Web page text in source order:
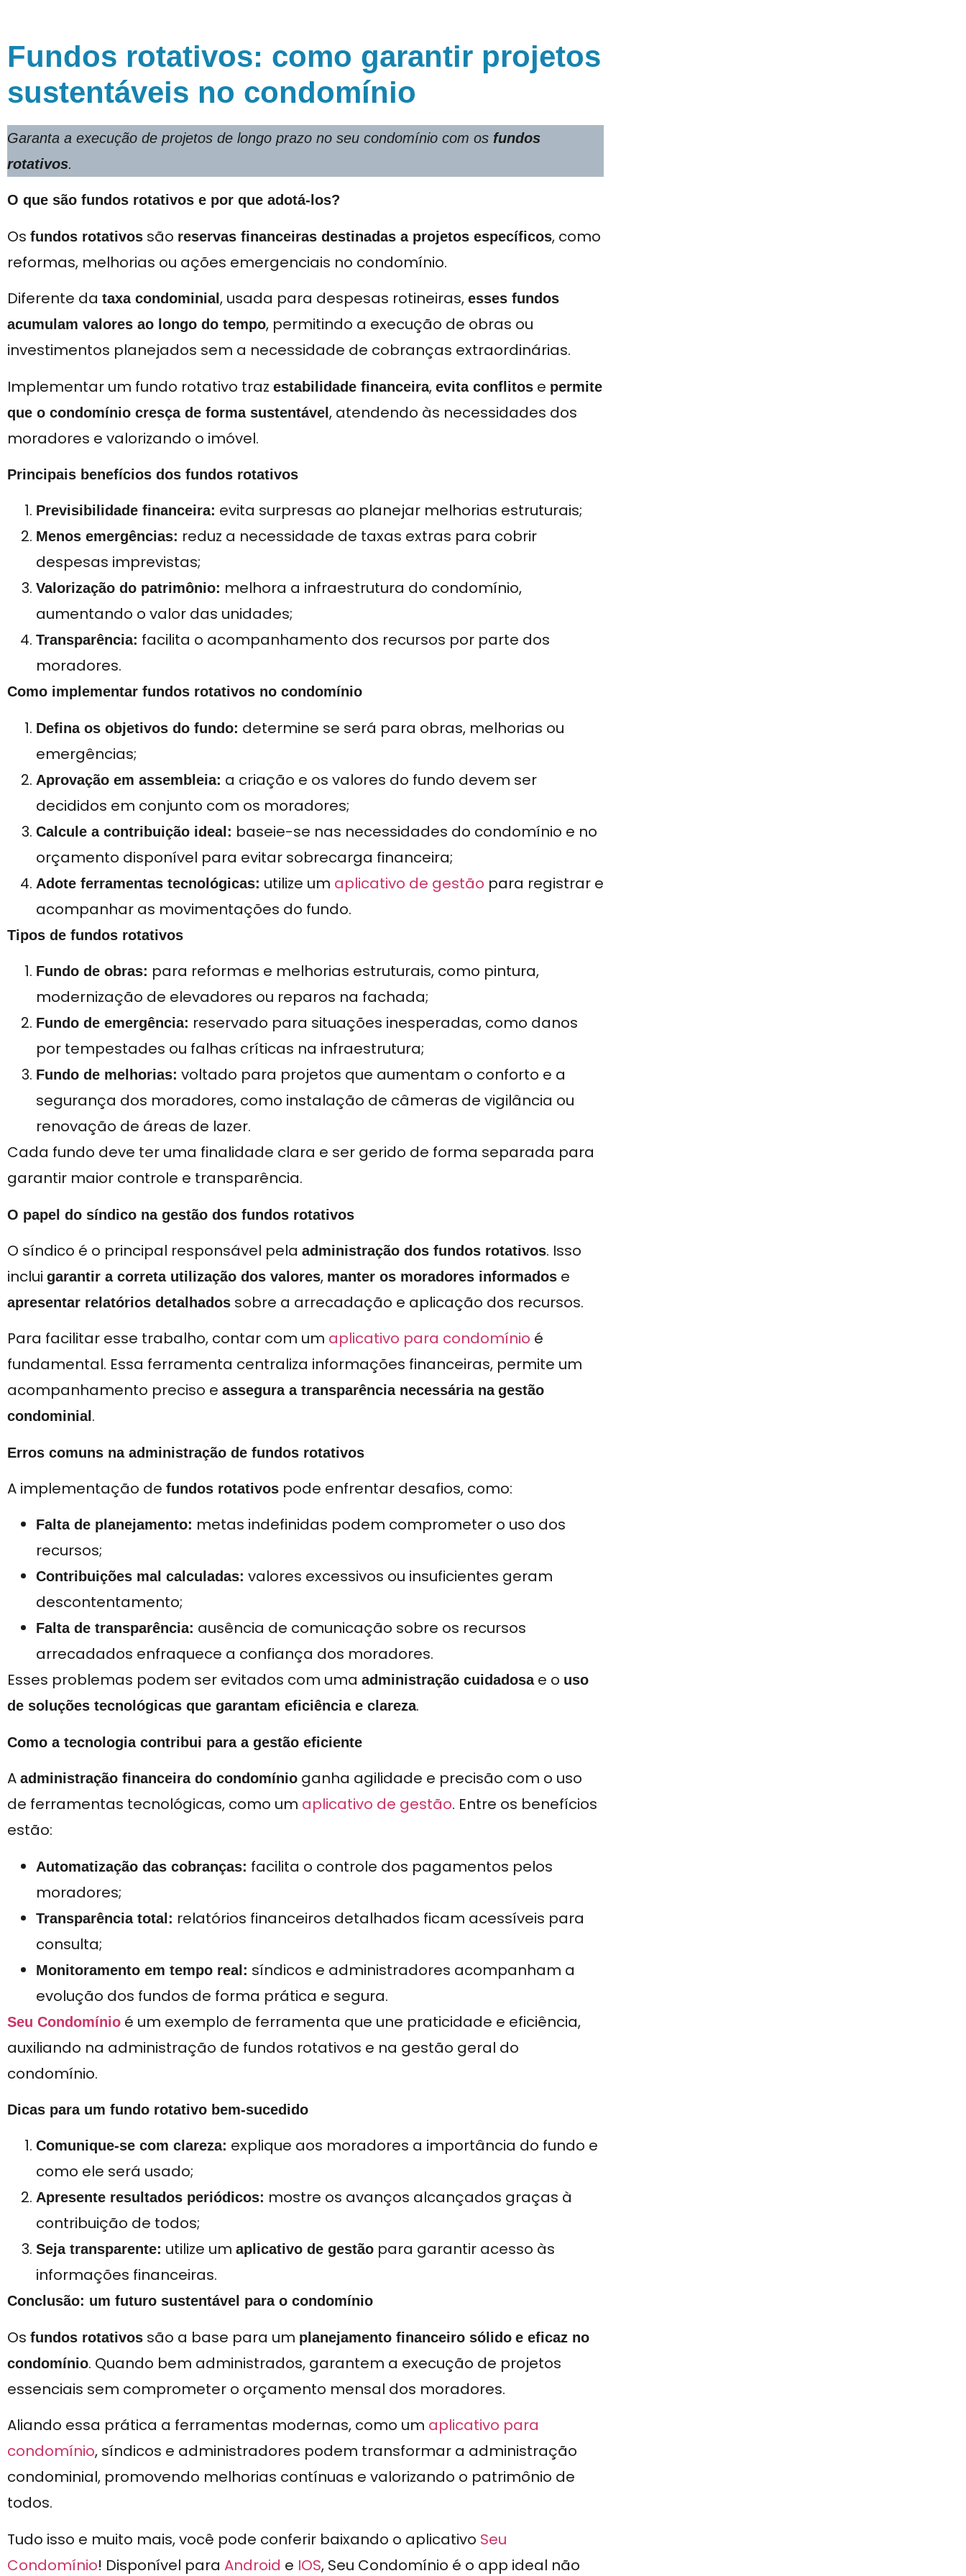
Fundos rotativos: como garantir projetos
sustentáveis no condomínio
Garanta a execução de projetos de longo prazo no seu condomínio com os fundos
rotativos.
O que são fundos rotativos e por que adotá-los?
Os fundos rotativos são reservas financeiras destinadas a projetos específicos, como
reformas, melhorias ou ações emergenciais no condomínio.
Diferente da taxa condominial , usada para despesas rotineiras, esses fundos
acumulam valores ao longo do tempo, permitindo a execução de obras ou
investimentos planejados sem a necessidade de cobranças extraordinárias.
Implementar um fundo rotativo traz estabilidade financeira, evita conflitos e permite
que o condomínio cresça de forma sustentável, atendendo às necessidades dos
moradores e valorizando o imóvel.
Principais benefícios dos fundos rotativos
Previsibilidade financeira: evita surpresas ao planejar melhorias estruturais;
Menos emergências: reduz a necessidade de taxas extras para cobrir
despesas imprevistas;
Valorização do patrimônio: melhora a infraestrutura do condomínio,
aumentando o valor das unidades;
Transparência: facilita o acompanhamento dos recursos por parte dos
moradores.
Como implementar fundos rotativos no condomínio
Defina os objetivos do fundo: determine se será para obras, melhorias ou
emergências;
Aprovação em assembleia: a criação e os valores do fundo devem ser
decididos em conjunto com os moradores;
Calcule a contribuição ideal: baseie-se nas necessidades do condomínio e no
orçamento disponível para evitar sobrecarga financeira;
Adote ferramentas tecnológicas: utilize um aplicativo de gestão para registrar e
acompanhar as movimentações do fundo.
Tipos de fundos rotativos
Fundo de obras: para reformas e melhorias estruturais, como pintura,
modernização de elevadores ou reparos na fachada;
Fundo de emergência: reservado para situações inesperadas, como danos
por tempestades ou falhas críticas na infraestrutura;
Fundo de melhorias: voltado para projetos que aumentam o conforto e a
segurança dos moradores, como instalação de câmeras de vigilância ou
renovação de áreas de lazer.
Cada fundo deve ter uma finalidade clara e ser gerido de forma separada para
garantir maior controle e transparência.
O papel do síndico na gestão dos fundos rotativos
O síndico é o principal responsável pela administração dos fundos rotativos. Isso
inclui garantir a correta utilização dos valores, manter os moradores informados e
apresentar relatórios detalhados sobre a arrecadação e aplicação dos recursos.
Para facilitar esse trabalho, contar com um aplicativo para condomínio é
fundamental. Essa ferramenta centraliza informações financeiras, permite um
acompanhamento preciso e assegura a transparência necessária na gestão
condominial .
Erros comuns na administração de fundos rotativos
A implementação de fundos rotativos pode enfrentar desafios, como:
Falta de planejamento: metas indefinidas podem comprometer o uso dos
recursos;
Contribuições mal calculadas: valores excessivos ou insuficientes geram
descontentamento;
Falta de transparência: ausência de comunicação sobre os recursos
arrecadados enfraquece a confiança dos moradores.
Esses problemas podem ser evitados com uma administração cuidadosae o uso
de soluções tecnológicas que garantam eficiência e clareza.
Como a tecnologia contribui para a gestão eficiente
A administração financeira do condomínio ganha agilidade e precisão com o uso
de ferramentas tecnológicas, como um aplicativo de gestão. Entre os benefícios
estão:
Automatização das cobranças: facilita o controle dos pagamentos pelos
moradores;
Transparência total: relatórios financeiros detalhados ficam acessíveis para
consulta;
Monitoramento em tempo real: síndicos e administradores acompanham a
evolução dos fundos de forma prática e segura.
Seu Condomínio é um exemplo de ferramenta que une praticidade e eficiência,
auxiliando na administração de fundos rotativos e na gestão geral do
condomínio.
Dicas para um fundo rotativo bem-sucedido
Comunique-se com clareza: explique aos moradores a importância do fundo e
como ele será usado;
Apresente resultados periódicos: mostre os avanços alcançados graças à
contribuição de todos;
Seja transparente: utilize um aplicativo de gestão para garantir acesso às
informações financeiras.
Conclusão: um futuro sustentável para o condomínio
Os fundos rotativos são a base para um planejamento financeiro sólido e eficaz no
condomínio. Quando bem administrados, garantem a execução de projetos
essenciais sem comprometer o orçamento mensal dos moradores.
Aliando essa prática a ferramentas modernas, como um aplicativo para
condomínio, síndicos e administradores podem transformar a administração
condominial, promovendo melhorias contínuas e valorizando o patrimônio de
todos.
Tudo isso e muito mais, você pode conferir baixando o aplicativo Seu
Condomínio! Disponível para Android e IOS, Seu Condomínio é o app ideal não